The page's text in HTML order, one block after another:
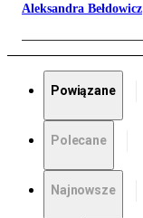
Aleksandra Bełdowicz
Powiązane
Polecane
Najnowsze